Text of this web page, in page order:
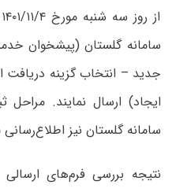
سامانه گلستان (پیشخوان
جدید – انتخاب گزینه
ایجاد) ارسال نمایند.
سامانه گلستان نیز
نتیجه بررسی فرم‌های